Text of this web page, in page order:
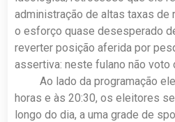
administração de altas taxas de
o esforço quase desesperado
reverter posição aferida por
assertiva: neste fulano não voto
Ao lado da programação
horas e às 20:30, os eleitores
longo do dia, a uma grade de